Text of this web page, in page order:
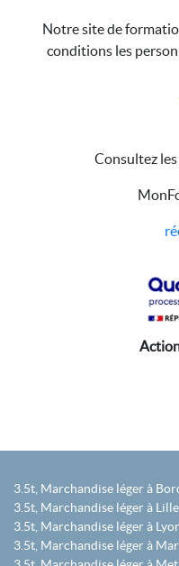
Notre site de
conditions les
Consultez
3.5t, Marchandise léger à
3.5t, Marchandise léger à Lille
3.5t, Marchandise léger à
3.5t, Marchandise léger à